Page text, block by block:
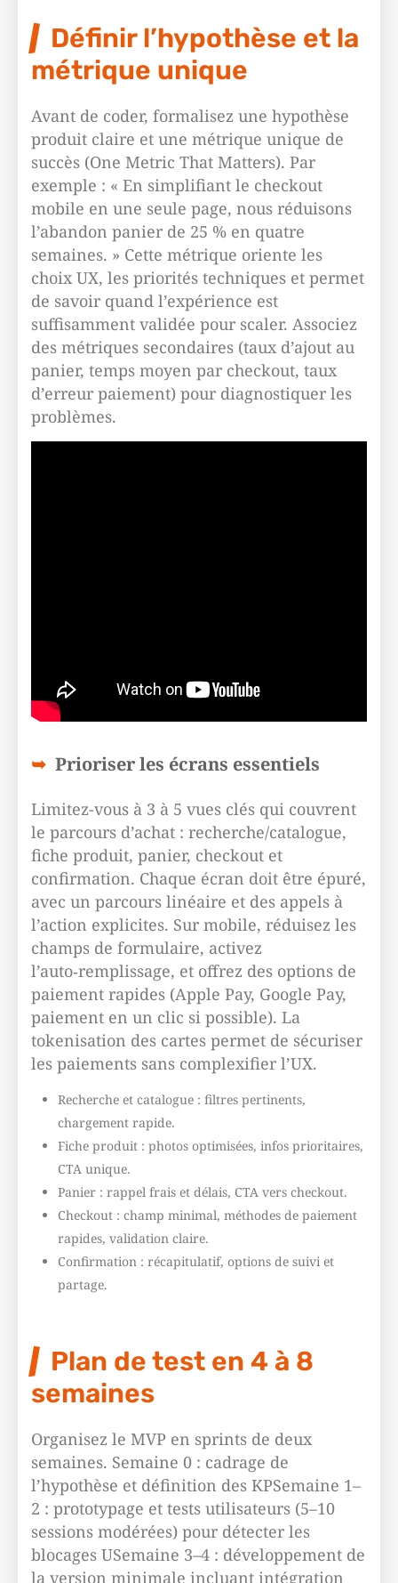
Définir l’hypothèse et la
métrique unique
Avant de coder, formalisez une hypothèse
produit claire et une métrique unique de
succès (One Metric That Matters). Par
exemple : « En simplifiant le checkout
mobile en une seule page, nous réduisons
l’abandon panier de 25 % en quatre
semaines. » Cette métrique oriente les
choix UX, les priorités techniques et permet
de savoir quand l’expérience est
suffisamment validée pour scaler. Associez
des métriques secondaires (taux d’ajout au
panier, temps moyen par checkout, taux
d’erreur paiement) pour diagnostiquer les
problèmes.
Prioriser les écrans essentiels
Limitez-vous à 3 à 5 vues clés qui couvrent
le parcours d’achat : recherche/catalogue,
fiche produit, panier, checkout et
confirmation. Chaque écran doit être épuré,
avec un parcours linéaire et des appels à
l’action explicites. Sur mobile, réduisez les
champs de formulaire, activez
l’auto‑remplissage, et offrez des options de
paiement rapides (Apple Pay, Google Pay,
paiement en un clic si possible). La
tokenisation des cartes permet de sécuriser
les paiements sans complexifier l’UX.
Recherche et catalogue : filtres pertinents,
chargement rapide.
Fiche produit : photos optimisées, infos prioritaires,
CTA unique.
Panier : rappel frais et délais, CTA vers checkout.
Checkout : champ minimal, méthodes de paiement
rapides, validation claire.
Confirmation : récapitulatif, options de suivi et
partage.
Plan de test en 4 à 8
semaines
Organisez le MVP en sprints de deux
semaines. Semaine 0 : cadrage de
l’hypothèse et définition des KPSemaine 1–
2 : prototypage et tests utilisateurs (5–10
sessions modérées) pour détecter les
blocages USemaine 3–4 : développement de
la version minimale incluant intégration